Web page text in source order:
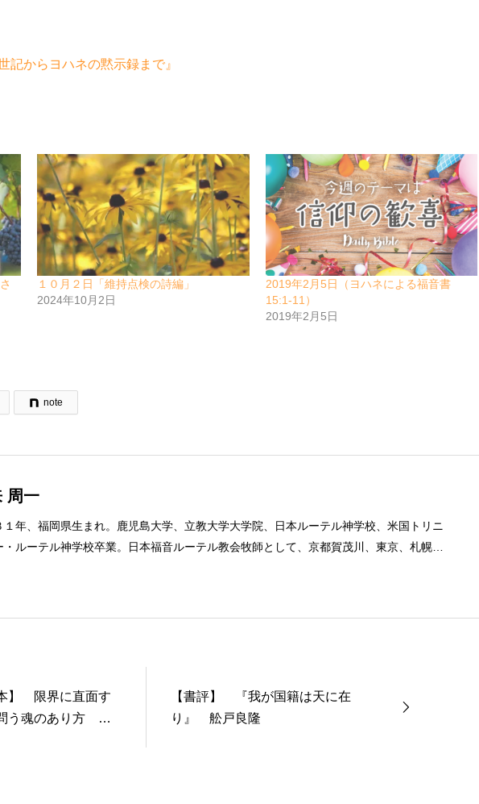
からヨハネの黙示録まで』
１０月２日「維持点検の詩編」
2024年10月2日
2019年2月5日（ヨハネによる福音書
15:1-11）
2019年2月5日
note
周一
１年、福岡県生まれ。鹿児島大学、立教大学大学院、日本ルーテル神学校、米国トリニ
・ルーテル神学校卒業。日本福音ルーテル教会牧師として、京都賀茂川、東京、札幌、
理事長。
】 限界に直面す
う魂のあり方 『M
【書評】 『我が国籍は天に在
り』 舩戸良隆